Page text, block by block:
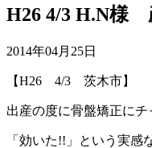
H26 4/3 H.N
2014年04月25日
【H26 4/3 茨木市】
出産の度に骨盤矯正に
「効いた!!」という実感